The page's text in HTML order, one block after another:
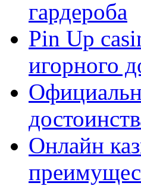
гардероба
Pin Up
игорного
Онлайн